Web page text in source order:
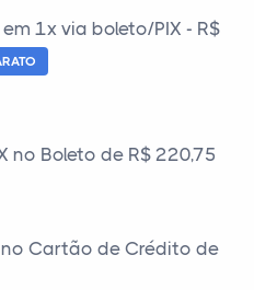
1x via boleto/PIX - R$
no Boleto de R$ 220,75
Cartão de Crédito de